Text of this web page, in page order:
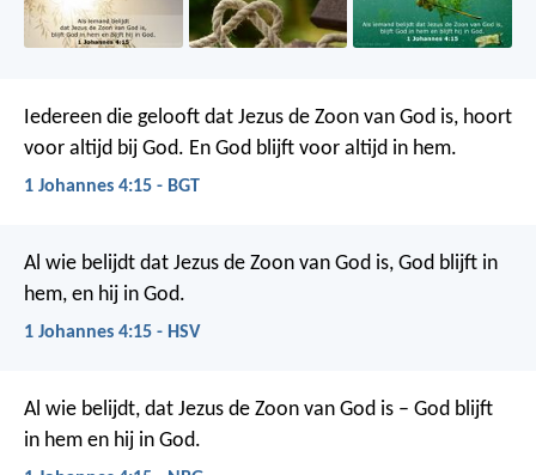
Iedereen die gelooft dat Jezus de Zoon van God is, hoort
voor altijd bij God. En God blijft voor altijd in hem.
1 Johannes 4:15 - BGT
Al wie belijdt dat Jezus de Zoon van God is, God blijft in
hem, en hij in God.
1 Johannes 4:15 - HSV
Al wie belijdt, dat Jezus de Zoon van God is – God blijft
in hem en hij in God.